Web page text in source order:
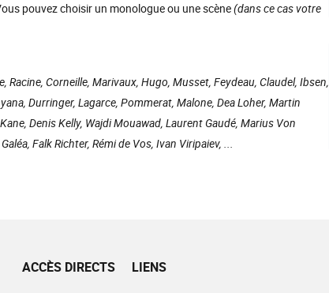
pouvez choisir un monologue ou une scène(dans ce cas votre
Corneille, Marivaux, Hugo, Musset, Feydeau, Claudel, Ibsen,
Durringer, Lagarce, Pommerat, Malone, Dea Loher, Martin
Denis Kelly, Wajdi Mouawad, Laurent Gaudé, Marius Von
Falk Richter, Rémi de Vos, Ivan Viripaiev, ...
ACCÈS DIRECTS LIENS